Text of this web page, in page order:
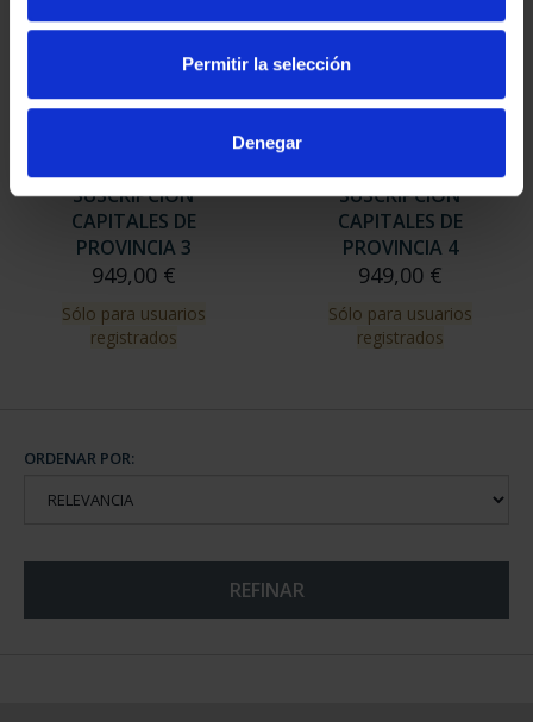
Permitir la selección
Denegar
SUSCRIPCIÓN
CAPITALES DE
PROVINCIA 3
949,00 €
Sólo para usuarios
registrados
SUSCRIPCIÓN
CAPITALES DE
PROVINCIA 4
949,00 €
Sólo para usuarios
registrados
ORDENAR POR:
REFINAR